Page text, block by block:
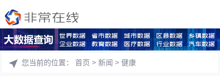
您当前的位置：首页 >新闻 >健康